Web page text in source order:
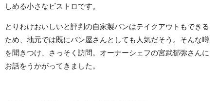
しめる小さなビストロです。
とりわけおいしいと評判の自家製パンはテイクアウトもできる
ため、地元では既にパン屋さんとしても人気だそう。そんな噂
を聞きつけ、さっそく訪問。オーナーシェフの宮武郁弥さんに
お話をうかがってきました。